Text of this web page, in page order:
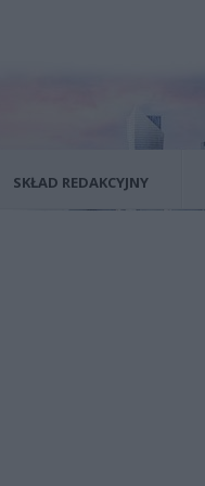
SKŁAD REDAKCYJNY